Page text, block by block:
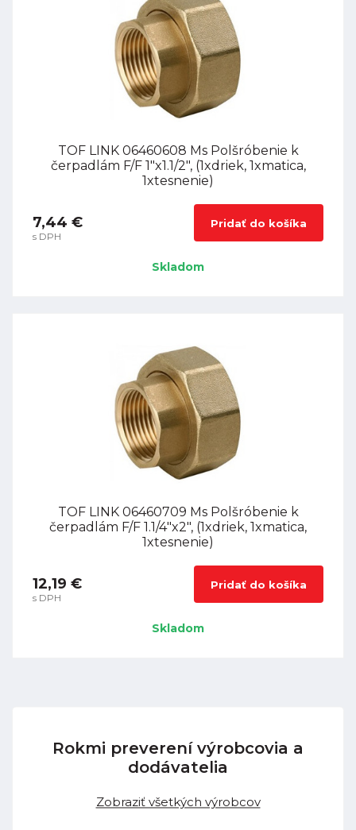
TOF LINK 06460608 Ms Polšróbenie k
čerpadlám F/F 1"x1.1/2", (1xdriek, 1xmatica,
1xtesnenie)
7,44 €
s DPH
Pridať do košíka
Skladom
TOF LINK 06460709 Ms Polšróbenie k
čerpadlám F/F 1.1/4"x2", (1xdriek, 1xmatica,
1xtesnenie)
12,19 €
s DPH
Pridať do košíka
Skladom
Rokmi preverení výrobcovia a
dodávatelia
Zobraziť všetkých výrobcov